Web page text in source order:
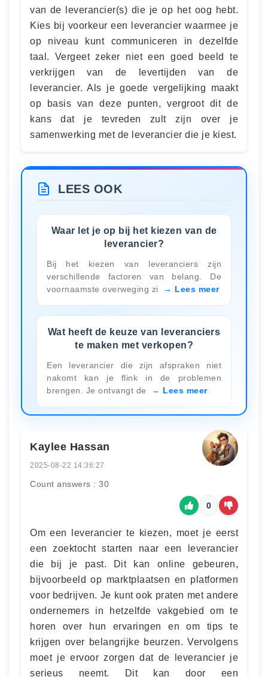
van de leverancier(s) die je op het oog hebt.
Kies bij voorkeur een leverancier waarmee je
op niveau kunt communiceren in dezelfde
taal. Vergeet zeker niet een goed beeld te
verkrijgen van de levertijden van de
leverancier. Als je goede vergelijking maakt
op basis van deze punten, vergroot dit de
kans dat je tevreden zult zijn over je
samenwerking met de leverancier die je kiest.
LEES OOK
Waar let je op bij het kiezen van de
leverancier?
Bij het kiezen van leveranciers zijn
verschillende factoren van belang. De
voornaamste overweging zi
Lees meer
Wat heeft de keuze van leveranciers
te maken met verkopen?
Een leverancier die zijn afspraken niet
nakomt kan je flink in de problemen
brengen. Je ontvangt de
Lees meer
Kaylee Hassan
2025-08-22 14:36:27
Count answers : 30
0
Om een leverancier te kiezen, moet je eerst
een zoektocht starten naar een leverancier
die bij je past. Dit kan online gebeuren,
bijvoorbeeld op marktplaatsen en platformen
voor bedrijven. Je kunt ook praten met andere
ondernemers in hetzelfde vakgebied om te
horen over hun ervaringen en om tips te
krijgen over belangrijke beurzen. Vervolgens
moet je ervoor zorgen dat de leverancier je
serieus neemt. Dit kan door een